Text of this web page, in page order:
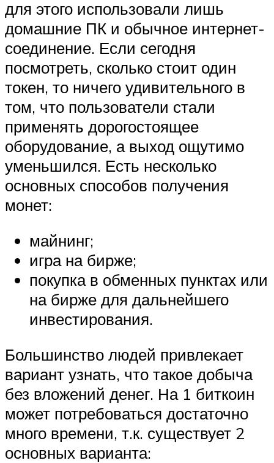
для этого использовали лишь
домашние ПК и обычное интернет-
соединение. Если сегодня
посмотреть, сколько стоит один
токен, то ничего удивительного в
том, что пользователи стали
применять дорогостоящее
оборудование, а выход ощутимо
уменьшился. Есть несколько
основных способов получения
монет:
майнинг;
игра на бирже;
покупка в обменных пунктах или
на бирже для дальнейшего
инвестирования.
Большинство людей привлекает
вариант узнать, что такое добыча
без вложений денег. На 1 биткоин
может потребоваться достаточно
много времени, т.к. существует 2
основных варианта: